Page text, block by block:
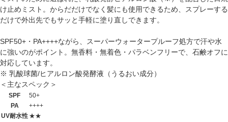
け止めミスト。からだだけでなく髪にも使用できるため、スプレーする
だけで外出先でもサッと手軽に塗り直しできます。
SPF50+・PA++++ながら、スーパーウォータープルーフ処方で汗や水
に強いのがポイント。無香料・無着色・パラベンフリーで、石鹸オフに
対応しています。
※ 乳酸球菌/ヒアルロン酸発酵液（うるおい成分）
＜主なスペック＞
SPF
50+
PA
++++
UV耐水性 ★★